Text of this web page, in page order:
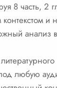
8 часть, 2
анализ
любую